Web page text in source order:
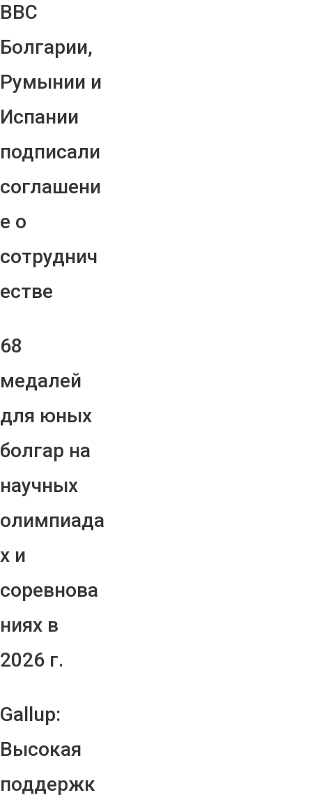
ВВС
Болгарии,
Румынии и
Испании
подписали
соглашени
е о
сотруднич
естве
68
медалей
для юных
болгар на
научных
олимпиада
х и
соревнова
ниях в
2026 г.
Gallup:
Высокая
поддержк